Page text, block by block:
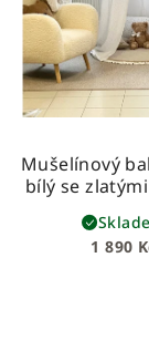
Mušelínový
bílý se
1 890